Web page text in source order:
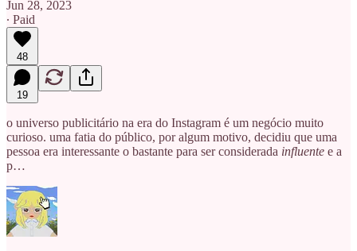
Jun 28, 2023
∙ Paid
48
19
o universo publicitário na era do Instagram é um negócio muito
curioso. uma fatia do público, por algum motivo, decidiu que uma
pessoa era interessante o bastante para ser considerada influente e a
p…